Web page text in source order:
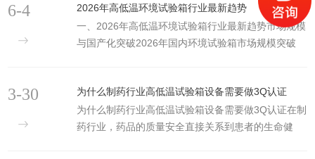
助制冷。在机械制冷模式下，制冷剂经过压缩机的绝
热压缩变成高温高压...
高低温试验箱，正是为了这一严苛需求而生的“环境模
拟大师”。它虽身形紧凑，却能在这方寸之间，通过复
杂的物理机制，精准复刻出从酷热到极寒的严酷环
妙地融合了加热与制冷两大对立的功能。在加热端，
通常采用大功率的...
2026年高低温环境试验箱行业最新趋势
一、2026年高低温环境试验箱行业最新趋势市场规模
与国产化突破2026年国内环境试验箱市场规模突破
年的不足35%提升至58.7%，广东宏展科技等企业凭
借“进口级配置+本土化定价”“全产业链制造”优势，成
为国产替代核心力量，逐步替代进口品牌。技术迭代
6-4
为什么制药行业高低温试验箱设备需要做3Q认证
为什么制药行业高低温试验箱设备需要做3Q认证在制
药行业，药品的质量安全直接关系到患者的生命健
3-30